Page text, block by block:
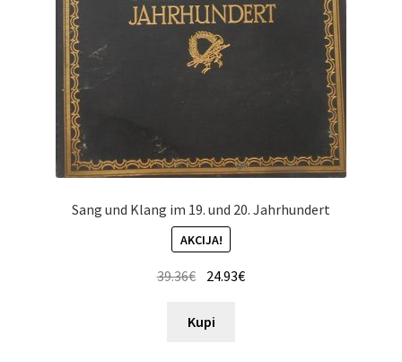
Sang und Klang im 19. und 20. Jahrhundert
AKCIJA!
39.36€ 24.93€
Kupi